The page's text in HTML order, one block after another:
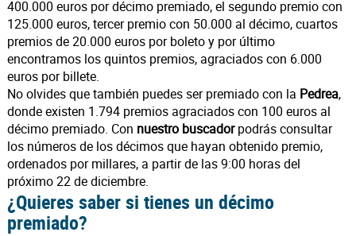
400.000 euros por décimo premiado, el segundo premio con
125.000 euros, tercer premio con 50.000 al décimo, cuartos
premios de 20.000 euros por boleto y por último
encontramos los quintos premios, agraciados con 6.000
euros por billete.
No olvides que también puedes ser premiado con la Pedrea,
donde existen 1.794 premios agraciados con 100 euros al
décimo premiado. Con nuestro buscadorpodrás consultar
los números de los décimos que hayan obtenido premio,
ordenados por millares, a partir de las 9:00 horas del
próximo 22 de diciembre.
¿Quieres saber si tienes un décimo
premiado?